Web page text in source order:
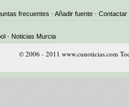
frecuentes · Añadir fuente · Contactar
· Noticias Murcia
© 2006 - 2011 www.cunoticias.com